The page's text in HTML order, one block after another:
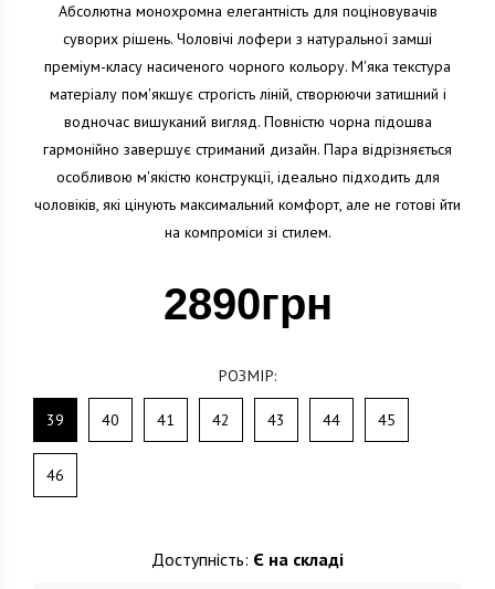
Абсолютна монохромна елегантність для поціновувачів
суворих рішень. Чоловічі лофери з натуральної замші
преміум-класу насиченого чорного кольору. М'яка текстура
матеріалу пом'якшує строгість ліній, створюючи затишний і
водночас вишуканий вигляд. Повністю чорна підошва
гармонійно завершує стриманий дизайн. Пара відрізняється
особливою м'якістю конструкції, ідеально підходить для
чоловіків, які цінують максимальний комфорт, але не готові йти
на компроміси зі стилем.
2890грн
РОЗМІР:
39 40 41 42 43 44 45
46
Доступність: Є на складі